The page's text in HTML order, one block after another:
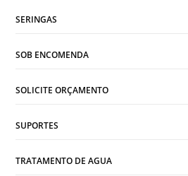
SERINGAS
SOB ENCOMENDA
SOLICITE ORÇAMENTO
SUPORTES
TRATAMENTO DE AGUA